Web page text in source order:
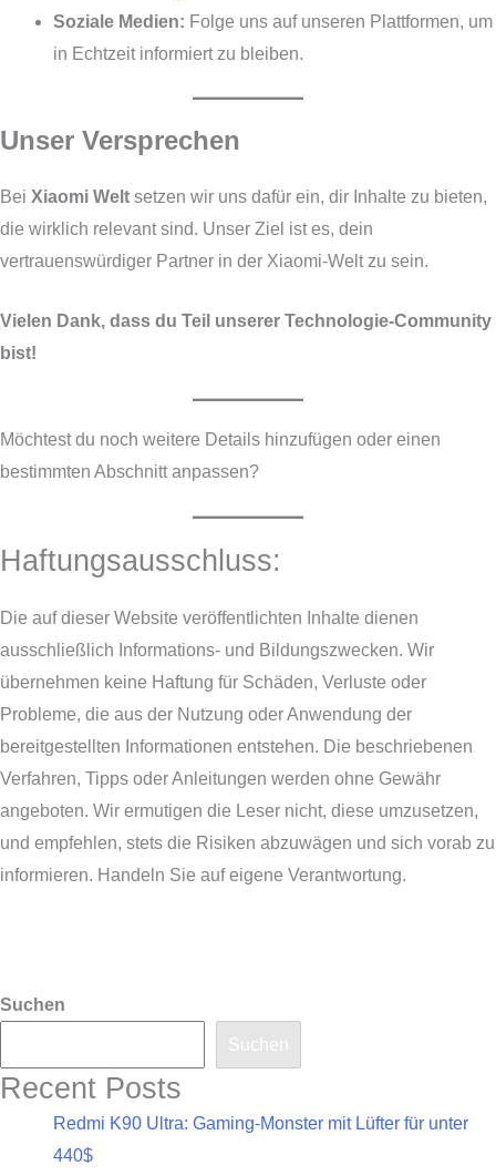
Soziale Medien: Folge uns auf unseren Plattformen, um
in Echtzeit informiert zu bleiben.
Unser Versprechen
Bei Xiaomi Welt setzen wir uns dafür ein, dir Inhalte zu bieten,
die wirklich relevant sind. Unser Ziel ist es, dein
vertrauenswürdiger Partner in der Xiaomi-Welt zu sein.
Vielen Dank, dass du Teil unserer Technologie-Community
bist!
Möchtest du noch weitere Details hinzufügen oder einen
bestimmten Abschnitt anpassen?
Haftungsausschluss:
Die auf dieser Website veröffentlichten Inhalte dienen
ausschließlich Informations- und Bildungszwecken. Wir
übernehmen keine Haftung für Schäden, Verluste oder
Probleme, die aus der Nutzung oder Anwendung der
bereitgestellten Informationen entstehen. Die beschriebenen
Verfahren, Tipps oder Anleitungen werden ohne Gewähr
angeboten. Wir ermutigen die Leser nicht, diese umzusetzen,
und empfehlen, stets die Risiken abzuwägen und sich vorab zu
informieren. Handeln Sie auf eigene Verantwortung.
Suchen
Suchen
Recent Posts
Redmi K90 Ultra: Gaming-Monster mit Lüfter für unter
440$